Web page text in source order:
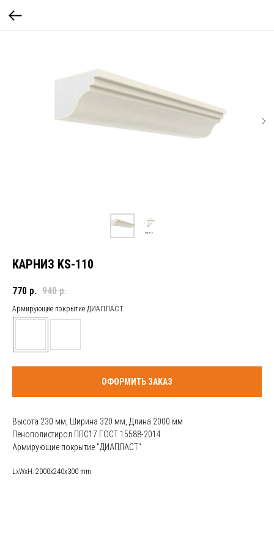
КАРНИЗ KS-110
770 р. 940 р.
Армирующие покрытие ДИАПЛАСТ
ОФОРМИТЬ ЗАКАЗ
Высота 230 мм, Ширина 320 мм, Длина 2000 мм
Пенополистирол ППС17 ГОСТ 15588-2014
Армирующие покрытие "ДИАПЛАСТ"
LxWxH: 2000x240x300 mm